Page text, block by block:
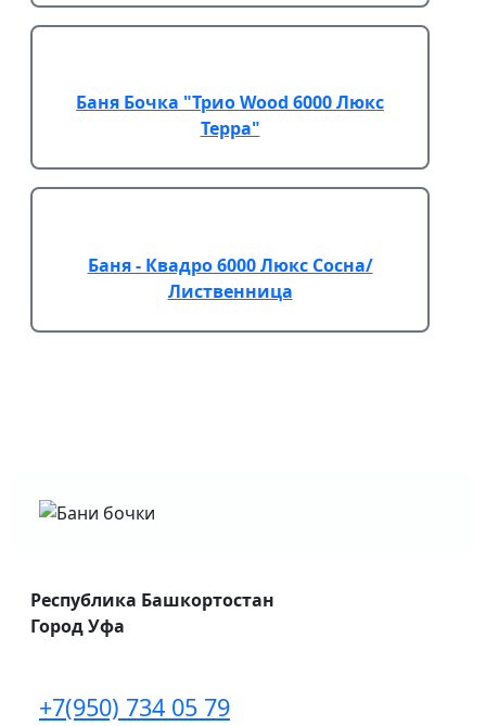
Баня Бочка "Трио Wood 6000 Люкс
Терра"
Баня - Квадро 6000 Люкс Сосна/
Лиственница
Республика Башкортостан
Город Уфа
+7(950) 734 05 79